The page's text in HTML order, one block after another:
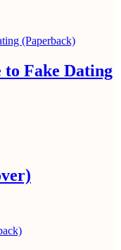
to Fake Dating